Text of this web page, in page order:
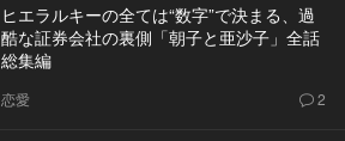
ヒエラルキーの全ては“数字”で決まる、過
酷な証券会社の裏側「朝子と亜沙子」全話
総集編
恋愛 2